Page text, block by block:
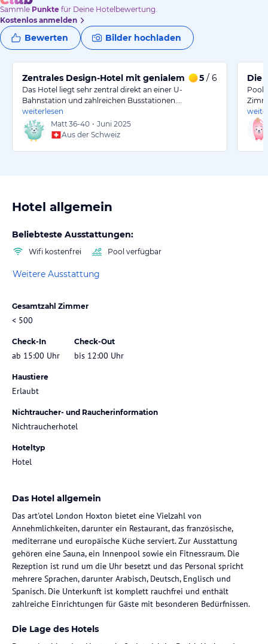
Sammle Punkte für Deine Hotelbewertung.
Kostenlos anmelden
Bewerten Bilder hochladen
Zentrales Design-Hotel mit genialem Spa
5 / 6
Das Hotel liegt sehr zentral direkt an einer U-
Bahnstation und zahlreichen Busstationen.…
weiterlesen
Matt 36-40 • Juni 2025
Aus der Schweiz
Die
Pool,
Hotel allgemein
Beliebteste Ausstattungen:
Wifi kostenfrei Pool verfügbar
Weitere Ausstattung
Gesamtzahl Zimmer
< 500
Check-In
ab 15:00 Uhr
Check-Out
bis 12:00 Uhr
Haustiere
Erlaubt
Nichtraucher- und Raucherinformation
Nichtraucherhotel
Hoteltyp
Hotel
Das Hotel allgemein
Das art'otel London Hoxton bietet eine Vielzahl von
Annehmlichkeiten, darunter ein Restaurant, das französische,
mediterrane und europäische Küche serviert. Zur Ausstattung
gehören eine Sauna, ein Innenpool sowie ein Fitnessraum. Die
Rezeption ist rund um die Uhr besetzt und das Personal spricht
mehrere Sprachen, darunter Arabisch, Deutsch, Englisch und
Spanisch. Die Unterkunft ist komplett rauchfrei und enthält
zahlreiche Einrichtungen für Gäste mit besonderen Bedürfnissen.
Die Lage des Hotels